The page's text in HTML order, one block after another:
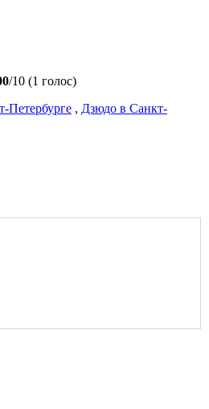
/10 (1 голос)
Петербурге , Дзюдо в Санкт-